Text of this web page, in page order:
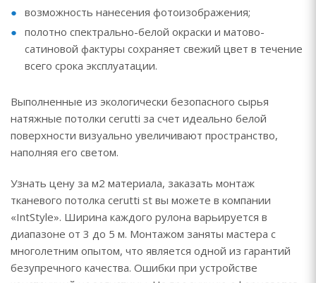
возможность нанесения фотоизображения;
полотно спектрально-белой окраски и матово-
сатиновой фактуры сохраняет свежий цвет в течение
всего срока эксплуатации.
Выполненные из экологически безопасного сырья
натяжные потолки cerutti за счет идеально белой
поверхности визуально увеличивают пространство,
наполняя его светом.
Узнать цену за м2 материала, заказать монтаж
тканевого потолка cerutti st вы можете в компании
«IntStyle». Ширина каждого рулона варьируется в
диапазоне от 3 до 5 м. Монтажом заняты мастера с
многолетним опытом, что является одной из гарантий
безупречного качества. Ошибки при устройстве